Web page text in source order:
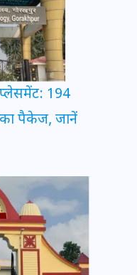
194
का पैकेज, जानें